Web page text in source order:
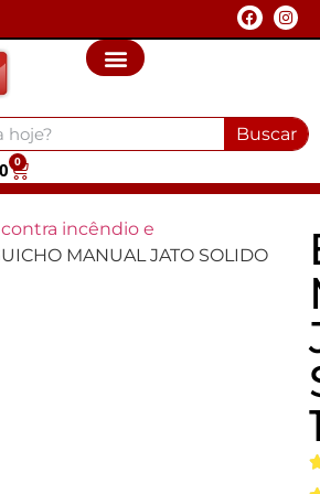
Buscar
0
incêndio e
MANUAL JATO SOLIDO